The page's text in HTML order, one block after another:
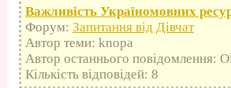
Важливість Україномовних
Форум: Запитання від Дівчат
Автор теми: knopa
Автор останнього повідомлення:
Кількість відповідей: 8